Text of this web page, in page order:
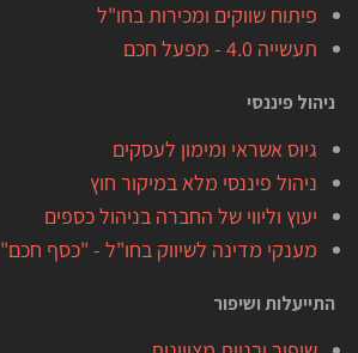
פיתוח שווקים ומכירות בחו"ל
תעשייה 4.0 - מפעל חכם
ניהול פיננסי
גיוס אשראי ומימון לעסקים
ניהול פיננסי מלא במיקור חוץ
יעוץ וליווי של החברה בניהול כספים
מענקי מדינה לשיווק בחו"ל - "כסף חכם"
התייעלות ושיפור